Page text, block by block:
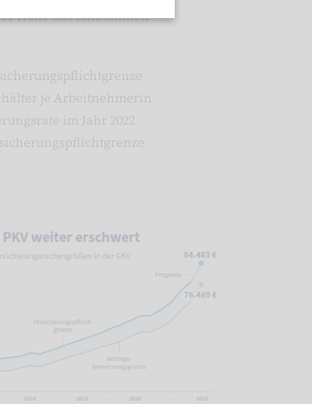
Höhe das Einkommen
je Arbeitnehmerin
im Jahr 2022